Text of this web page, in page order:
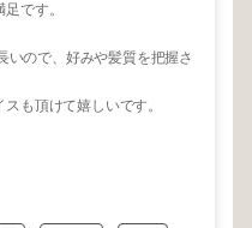
です。
いので、好みや髪質を把握さ
も頂けて嬉しいです。